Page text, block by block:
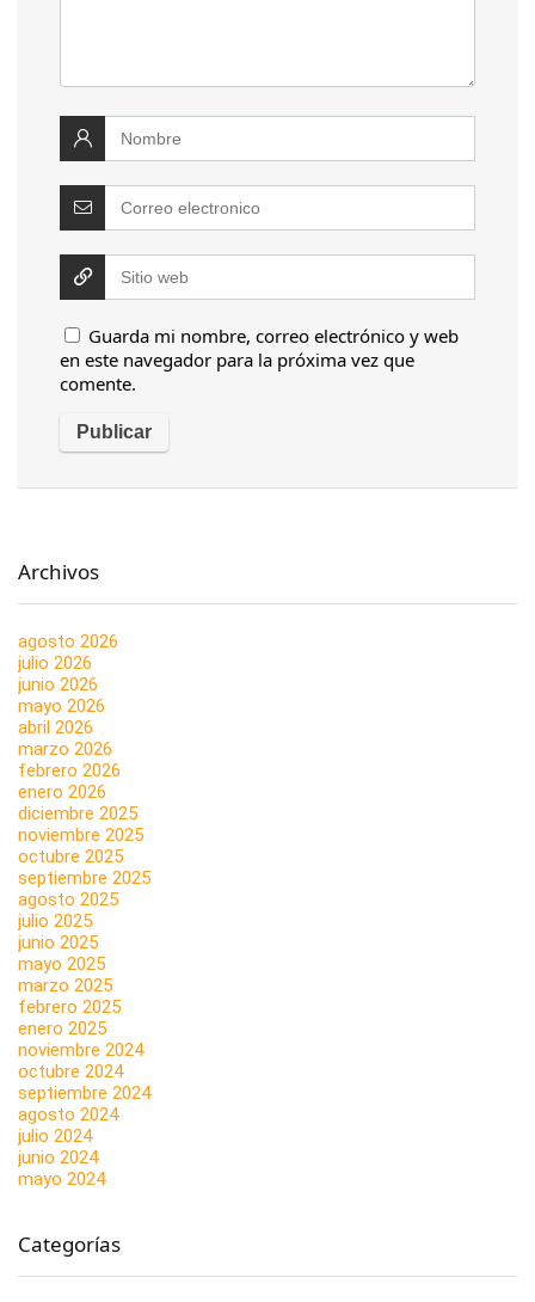
Guarda mi nombre, correo electrónico y web
en este navegador para la próxima vez que
comente.
Archivos
agosto 2026
julio 2026
junio 2026
mayo 2026
abril 2026
marzo 2026
febrero 2026
enero 2026
diciembre 2025
noviembre 2025
octubre 2025
septiembre 2025
agosto 2025
julio 2025
junio 2025
mayo 2025
marzo 2025
febrero 2025
enero 2025
noviembre 2024
octubre 2024
septiembre 2024
agosto 2024
julio 2024
junio 2024
mayo 2024
Categorías